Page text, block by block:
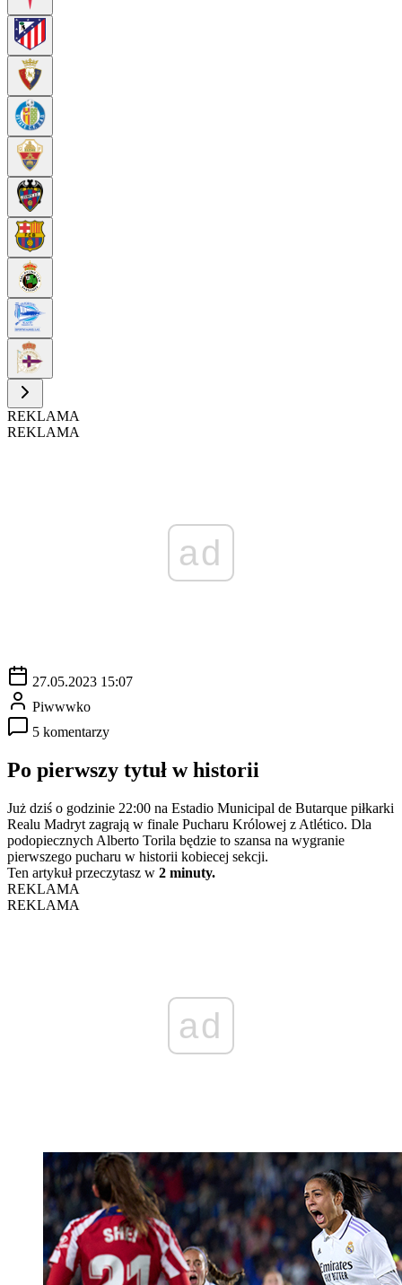
REKLAMA
REKLAMA
ad
27.05.2023 15:07
Piwwwko
5 komentarzy
Po pierwszy tytuł w historii
Już dziś o godzinie 22:00 na Estadio Municipal de Butarque piłkarki
Realu Madryt zagrają w finale Pucharu Królowej z Atlético. Dla
podopiecznych Alberto Torila będzie to szansa na wygranie
pierwszego pucharu w historii kobiecej sekcji.
Ten artykuł przeczytasz w 2 minuty.
REKLAMA
REKLAMA
ad